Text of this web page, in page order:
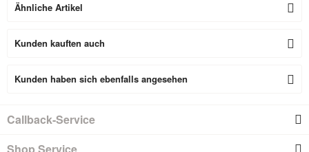
Ähnliche Artikel
Kunden kauften auch
Kunden haben sich ebenfalls angesehen
Callback-Service